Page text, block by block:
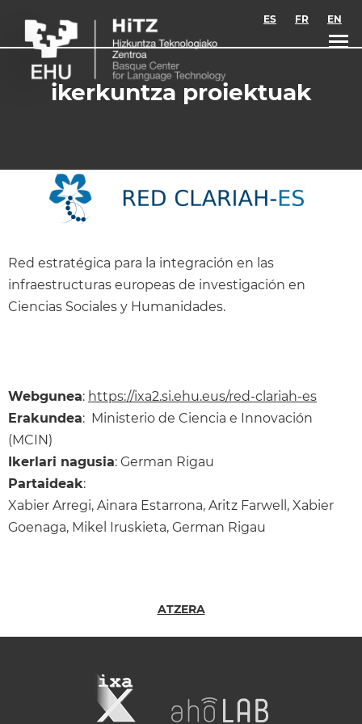
ES FR EN
ikerkuntza proiektuak
Red estratégica para la integración en las
infraestructuras europeas de investigación en
Ciencias Sociales y Humanidades.
Webgunea: https://ixa2.si.ehu.eus/red-clariah-es
Erakundea: Ministerio de Ciencia e Innovación
(MCIN)
Ikerlari nagusia: German Rigau
Partaideak:
Xabier Arregi, Ainara Estarrona, Aritz Farwell, Xabier
Goenaga, Mikel Iruskieta, German Rigau
ATZERA